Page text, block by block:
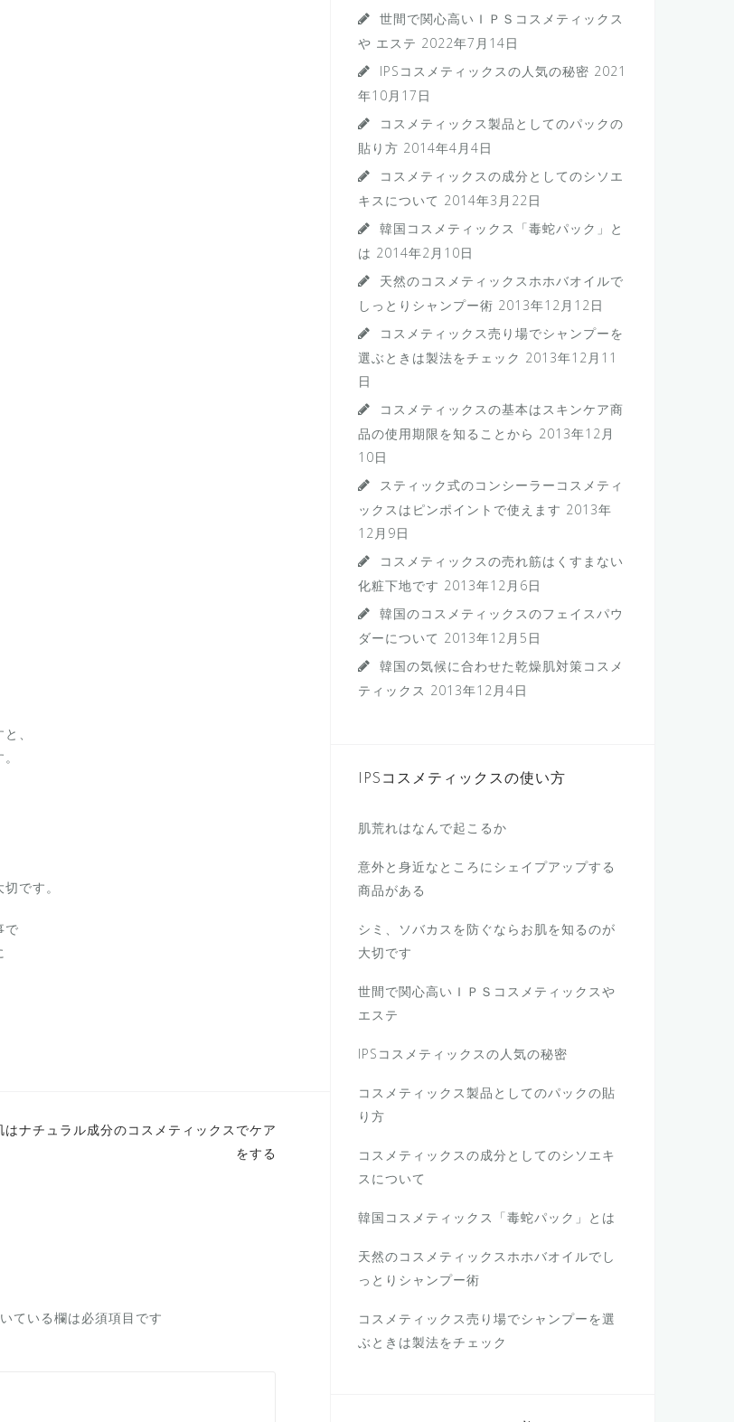
、
です。
で
はナチュラル成分のコスメティックスでケア
をする
ている欄は必須項目です
世間で関心高いＩＰＳコスメティックス
や エステ 2022年7月14日
IPSコスメティックスの人気の秘密 2021
年10月17日
コスメティックス製品としてのパックの
貼り方 2014年4月4日
コスメティックスの成分としてのシソエ
キスについて 2014年3月22日
韓国コスメティックス「毒蛇パック」と
は 2014年2月10日
天然のコスメティックスホホバオイルで
しっとりシャンプー術 2013年12月12日
コスメティックス売り場でシャンプーを
選ぶときは製法をチェック 2013年12月11
日
コスメティックスの基本はスキンケア商
品の使用期限を知ることから 2013年12月
10日
スティック式のコンシーラーコスメティ
ックスはピンポイントで使えます 2013年
12月9日
コスメティックスの売れ筋はくすまない
化粧下地です 2013年12月6日
韓国のコスメティックスのフェイスパウ
ダーについて 2013年12月5日
韓国の気候に合わせた乾燥肌対策コスメ
ティックス 2013年12月4日
IPSコスメティックスの使い方
肌荒れはなんで起こるか
意外と身近なところにシェイプアップする
商品がある
シミ、ソバカスを防ぐならお肌を知るのが
大切です
世間で関心高いＩＰＳコスメティックスや
エステ
IPSコスメティックスの人気の秘密
コスメティックス製品としてのパックの貼
り方
コスメティックスの成分としてのシソエキ
スについて
韓国コスメティックス「毒蛇パック」とは
天然のコスメティックスホホバオイルでし
っとりシャンプー術
コスメティックス売り場でシャンプーを選
ぶときは製法をチェック